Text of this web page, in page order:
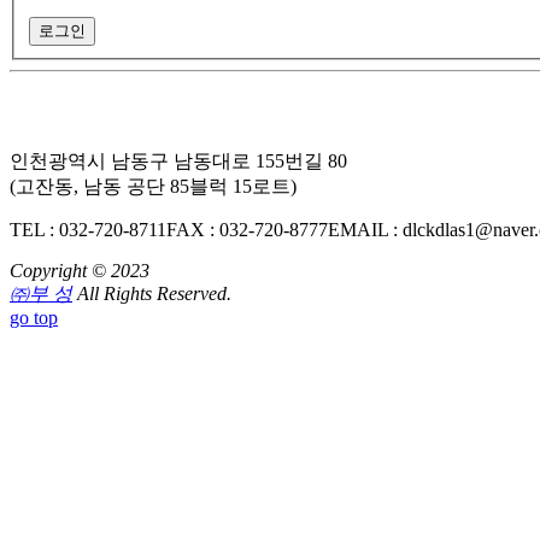
인천광역시 남동구 남동대로 155번길 80
(고잔동, 남동 공단 85블럭 15로트)
TEL : 032-720-8711FAX : 032-720-8777EMAIL :
Copyright © 2023
㈜부 성All Rights Reserved.
go top